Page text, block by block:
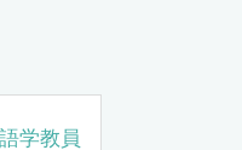
学教員